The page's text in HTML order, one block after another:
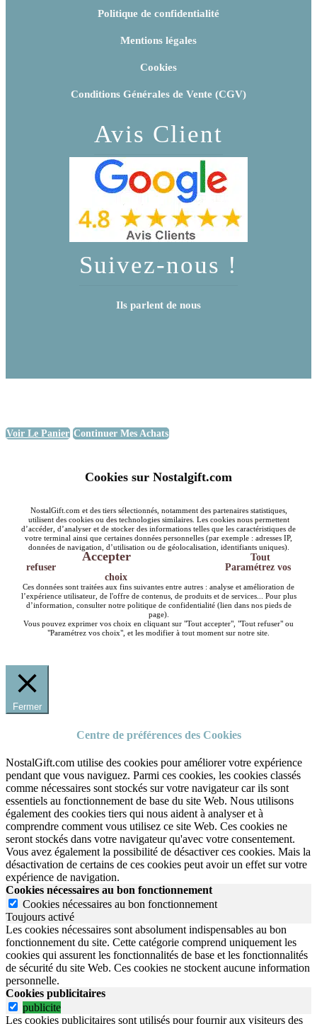
Politique de confidentialité
Mentions légales
Cookies
Conditions Générales de Vente (CGV)
Avis Client
Suivez-nous !
Ils parlent de nous
Voir Le Panier Continuer Mes Achats
Cookies sur Nostalgift.com
NostalGift.com et des tiers sélectionnés, notamment des partenaires statistiques,
utilisent des cookies ou des technologies similaires. Les cookies nous permettent
d’accéder, d’analyser et de stocker des informations telles que les caractéristiques de
votre terminal ainsi que certaines données personnelles (par exemple : adresses IP,
données de navigation, d’utilisation ou de géolocalisation, identifiants uniques).
Accepter
Tout
refuser
Paramétrez vos
choix
Ces données sont traitées aux fins suivantes entre autres : analyse et amélioration de
l’expérience utilisateur, de l'offre de contenus, de produits et de services... Pour plus
d’information, consulter notre politique de confidentialité (lien dans nos pieds de
page).
Vous pouvez exprimer vos choix en cliquant sur "Tout accepter", "Tout refuser" ou
"Paramétrez vos choix", et les modifier à tout moment sur notre site.
Fermer
Centre de préférences des Cookies
NostalGift.com utilise des cookies pour améliorer votre expérience
pendant que vous naviguez. Parmi ces cookies, les cookies classés
comme nécessaires sont stockés sur votre navigateur car ils sont
essentiels au fonctionnement de base du site Web. Nous utilisons
également des cookies tiers qui nous aident à analyser et à
comprendre comment vous utilisez ce site Web. Ces cookies ne
seront stockés dans votre navigateur qu'avec votre consentement.
Vous avez également la possibilité de désactiver ces cookies. Mais la
désactivation de certains de ces cookies peut avoir un effet sur votre
expérience de navigation.
Cookies nécessaires au bon fonctionnement
Cookies nécessaires au bon fonctionnement
Toujours activé
Les cookies nécessaires sont absolument indispensables au bon
fonctionnement du site. Cette catégorie comprend uniquement les
cookies qui assurent les fonctionnalités de base et les fonctionnalités
de sécurité du site Web. Ces cookies ne stockent aucune information
personnelle.
Cookies publicitaires
publicite
Les cookies publicitaires sont utilisés pour fournir aux visiteurs des